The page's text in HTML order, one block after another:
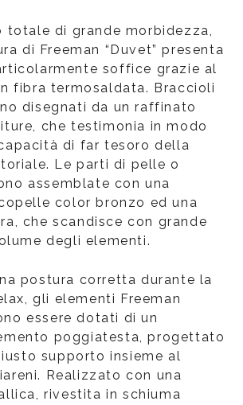
totale di grande morbidezza,
di Freeman “Duvet” presenta
soffice grazie al
fibra termosaldata. Braccioli
disegnati da un raffinato
che testimonia in modo
di far tesoro della
Le parti di pelle o
assemblate con una
color bronzo ed una
che scandisce con grande
degli elementi.
postura corretta durante la
gli elementi Freeman
essere dotati di un
poggiatesta, progettato
supporto insieme al
Realizzato con una
rivestita in schiuma